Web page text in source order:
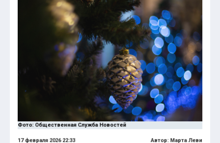
Фото: Общественная Служба Новостей
17 февраля 2026 22:33 Автор:Марта Леви